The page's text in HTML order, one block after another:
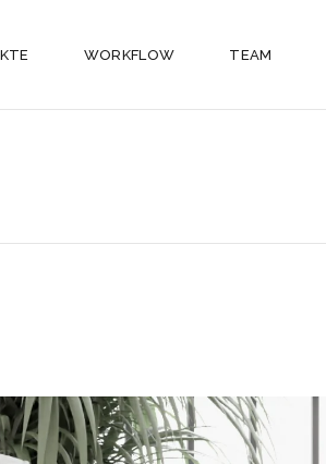
WORKFLOW TEAM